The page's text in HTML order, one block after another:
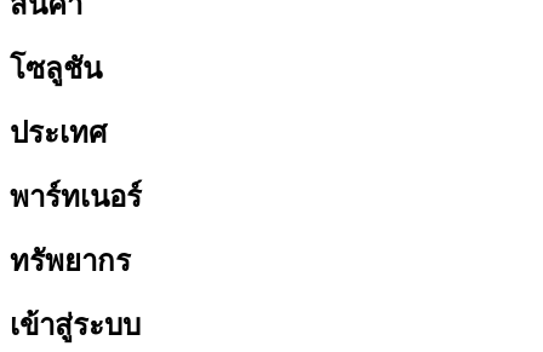
โซลูชัน​​
ประเทศ​​
พาร์ทเนอร์​​
ทรัพยากร​​
เข้าสู่ระบบ​​